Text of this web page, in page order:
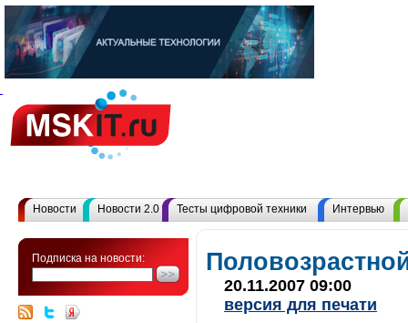
Новости Новости 2.0 Тесты цифровой техники Интервью
Подписка на новости:
20.11.2007 09:00
версия для печати